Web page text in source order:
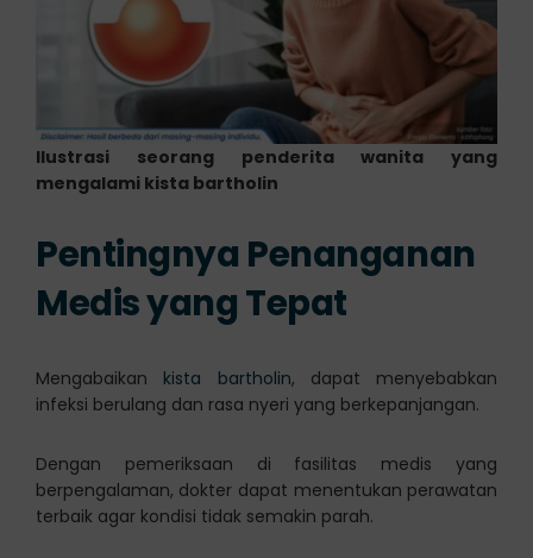
Ilustrasi seorang penderita wanita yang
mengalami kista bartholin
Pentingnya Penanganan
Medis yang Tepat
Mengabaikan kista bartholin, dapat menyebabkan
infeksi berulang dan rasa nyeri yang berkepanjangan.
Dengan pemeriksaan di fasilitas medis yang
berpengalaman, dokter dapat menentukan perawatan
terbaik agar kondisi tidak semakin parah.